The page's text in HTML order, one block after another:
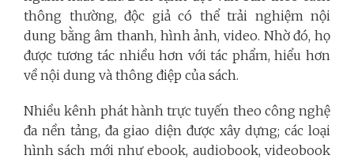
thông thường, độc giả có thể trải nghiệm nội
dung bằng âm thanh, hình ảnh, video. Nhờ đó, họ
được tương tác nhiều hơn với tác phẩm, hiểu hơn
về nội dung và thông điệp của sách.
Nhiều kênh phát hành trực tuyến theo công nghệ
đa nền tảng, đa giao diện được xây dựng; các loại
hình sách mới như ebook, audiobook, videobook